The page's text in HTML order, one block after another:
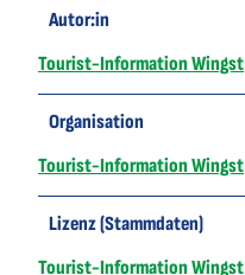
Autor:in
Tourist-Information Wingst
Organisation
Tourist-Information Wingst
Lizenz (Stammdaten)
Tourist-Information Wingst